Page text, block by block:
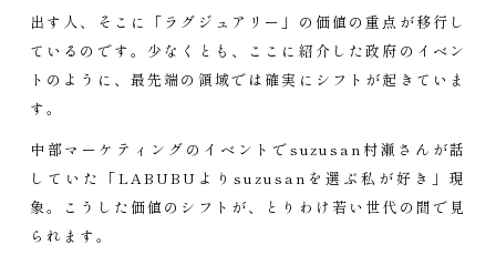
出す人、そこに「ラグジュアリー」の価値の重点が移行し
ているのです。少なくとも、ここに紹介した政府のイベン
トのように、最先端の領域では確実にシフトが起きていま
す。
中部マーケティングのイベントでsuzusan村瀬さんが話
していた「LABUBUよりsuzusanを選ぶ私が好き」現
象。こうした価値のシフトが、とりわけ若い世代の間で見
られます。